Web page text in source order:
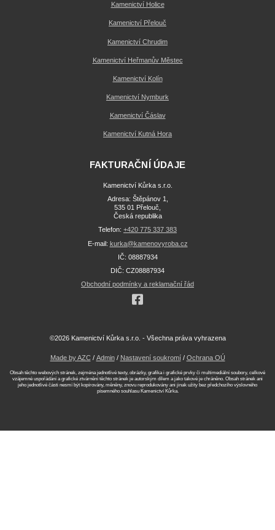
Kamenictví Holice
Kamenictví Přelouč
Kamenictví Chrudim
Kamenictví Heřmanův Městec
Kamenictví Kolín
Kamenictví Nymburk
Kamenictví Čáslav
Kamenictví Kutná Hora
FAKTURAČNÍ ÚDAJE
Kamenictví Kůrka s.r.o.
Adresa: Štěpánov 1,
535 01 Přelouč,
Česká republika
Telefon: +420 775 337 383
E-mail: kurka@kamenovyroba.cz
IČ: 08887934
DIČ: CZ08887934
Obchodní podmínky a reklamační řád
©2026 Kamenictví Kůrka s.r.o. - Všechna práva vyhrazena
Made by AZC/ Admin/ Nastavení soukromí/ Ochrana OÚ
Obsah těchto webových stránek, zejména jednotlivé texty, obrázky, grafika i grafické prvky či multimediální soubory, celkové
vzájemné uspořádání a grafické ztvárnění těchto stránek je autorským dílem a jako takové je chráněno. Obsah stránek ani
jeho jednotlivé části nesmí být kopírovány, měněny, znovu reprodukovány ani jinak užity bez předchozího výslovného
písemného souhlasu Kamenictví Kůrka.